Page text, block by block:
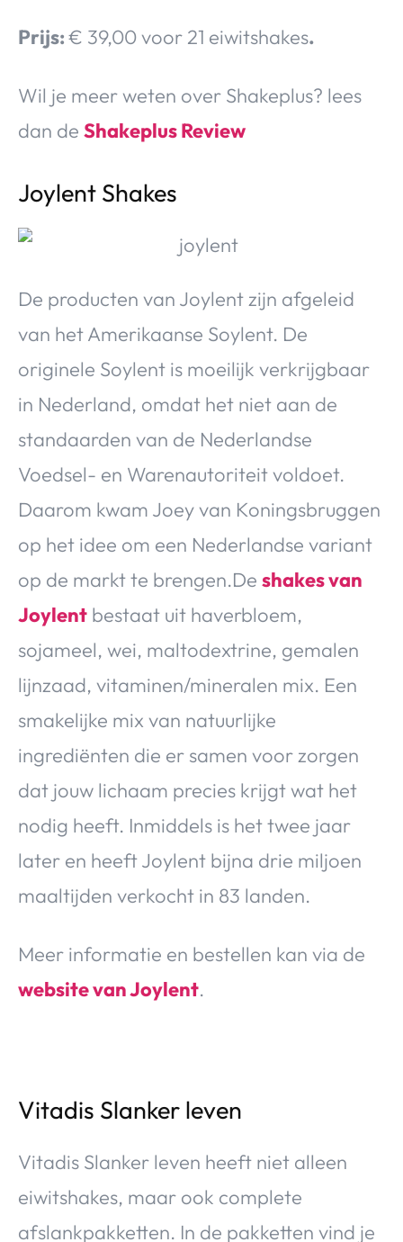
Prijs:€ 39,00 voor 21 eiwitshakes.
Wil je meer weten over Shakeplus? lees
dan de Shakeplus Review
Joylent Shakes
De producten van Joylent zijn afgeleid
van het Amerikaanse Soylent. De
originele Soylent is moeilijk verkrijgbaar
in Nederland, omdat het niet aan de
standaarden van de Nederlandse
Voedsel- en Warenautoriteit voldoet.
Daarom kwam Joey van Koningsbruggen
op het idee om een Nederlandse variant
op de markt te brengen.De shakes van
Joylent bestaat uit haverbloem,
sojameel, wei, maltodextrine, gemalen
lijnzaad, vitaminen/mineralen mix. Een
smakelijke mix van natuurlijke
ingrediënten die er samen voor zorgen
dat jouw lichaam precies krijgt wat het
nodig heeft. Inmiddels is het twee jaar
later en heeft Joylent bijna drie miljoen
maaltijden verkocht in 83 landen.
Meer informatie en bestellen kan via de
website van Joylent.
Vitadis Slanker leven
Vitadis Slanker leven heeft niet alleen
eiwitshakes, maar ook complete
afslankpakketten. In de pakketten vind je